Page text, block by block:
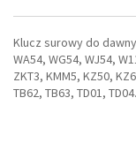
Klucz surowy do
WA54, WG54, WJ54,
ZKT3, KMM5, KZ50,
TB62, TB63, TD01, TD04.